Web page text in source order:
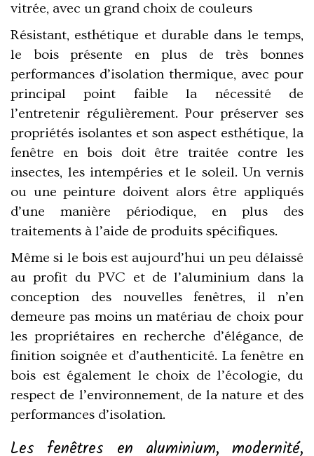
vitrée, avec un grand choix de couleurs
Résistant, esthétique et durable dans le temps,
le bois présente en plus de très bonnes
performances d’isolation thermique, avec pour
principal point faible la nécessité de
l’entretenir régulièrement. Pour préserver ses
propriétés isolantes et son aspect esthétique, la
fenêtre en bois doit être traitée contre les
insectes, les intempéries et le soleil. Un vernis
ou une peinture doivent alors être appliqués
d’une manière périodique, en plus des
traitements à l’aide de produits spécifiques.
Même si le bois est aujourd’hui un peu délaissé
au profit du PVC et de l’aluminium dans la
conception des nouvelles fenêtres, il n’en
demeure pas moins un matériau de choix pour
les propriétaires en recherche d’élégance, de
finition soignée et d’authenticité. La fenêtre en
bois est également le choix de l’écologie, du
respect de l’environnement, de la nature et des
performances d’isolation.
Les fenêtres en aluminium, modernité,